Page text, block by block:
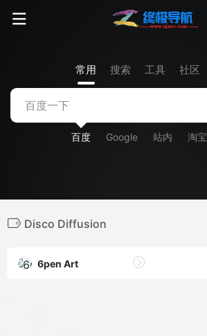
常用 搜索 工具 社区
百度 Google 站内 淘宝
Disco Diffusion
6pen Art